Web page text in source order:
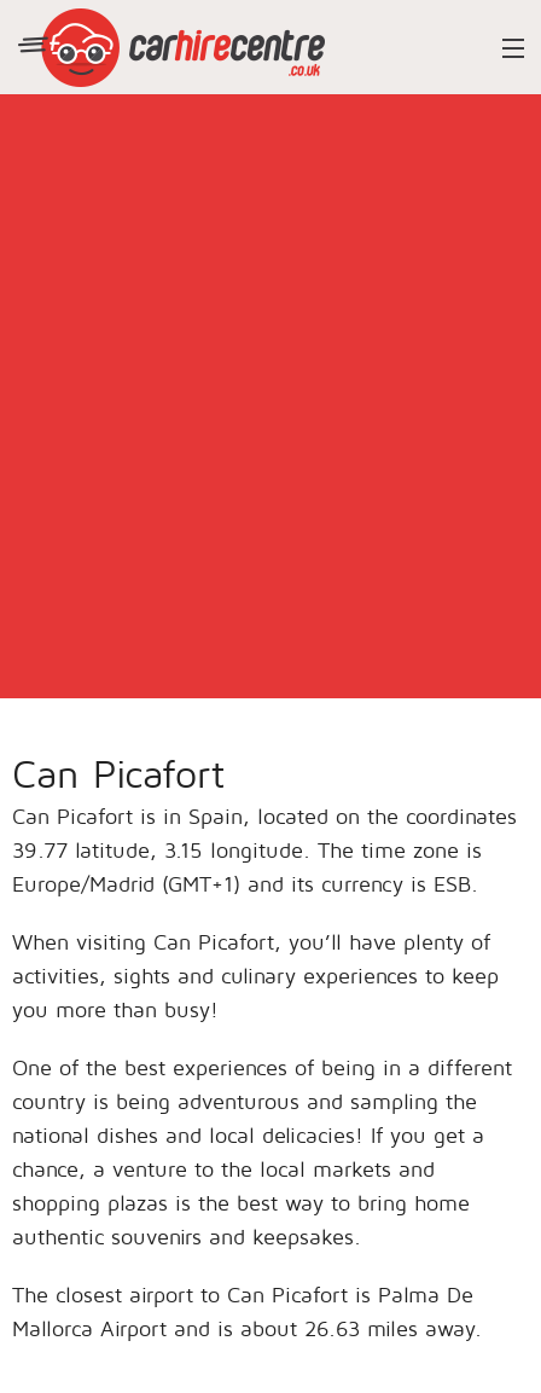
Can Picafort
Can Picafort is in Spain, located on the coordinates
39.77 latitude, 3.15 longitude. The time zone is
Europe/Madrid (GMT+1) and its currency is ESB.
When visiting Can Picafort, you’ll have plenty of
activities, sights and culinary experiences to keep
you more than busy!
One of the best experiences of being in a different
country is being adventurous and sampling the
national dishes and local delicacies! If you get a
chance, a venture to the local markets and
shopping plazas is the best way to bring home
authentic souvenirs and keepsakes.
The closest airport to Can Picafort is Palma De
Mallorca Airport and is about 26.63 miles away.